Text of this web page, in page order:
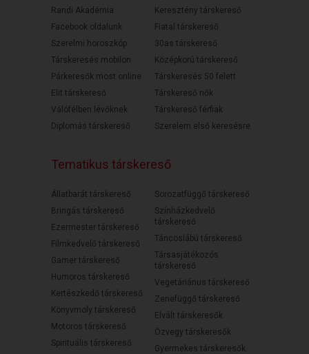
Randi Akadémia
Facebook oldalunk
Szerelmi horoszkóp
Társkeresés mobilon
Párkeresők most online
Elit társkereső
Válófélben lévőknek
Diplomás társkereső
Keresztény társkereső
Fiatal társkereső
30as társkereső
Középkorú társkereső
Társkeresés 50 felett
Társkereső nők
Társkereső férfiak
Szerelem első keresésre
Tematikus társkereső
Állatbarát társkereső
Bringás társkereső
Ezermester társkereső
Filmkedvelő társkereső
Gamer társkereső
Humoros társkereső
Kertészkedő társkereső
Könyvmoly társkereső
Motoros társkereső
Spirituális társkereső
Sorozatfüggő társkereső
Színházkedvelő
társkereső
Táncoslábú társkereső
Társasjátékozós
társkereső
Vegetáriánus társkereső
Zenefüggő társkereső
Elvált társkeresők
Özvegy társkeresők
Gyermekes társkeresők